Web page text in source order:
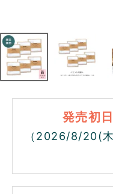
発売初
（2026/8/20(